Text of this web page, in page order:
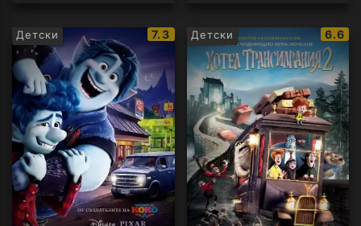
Детски
IMDb
рейтинг:
7.3 Детски
IMDb
6.6